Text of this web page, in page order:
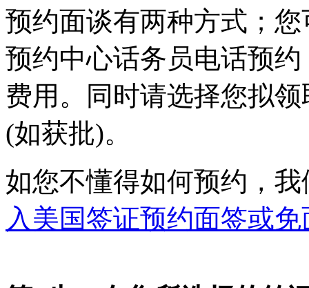
预约面谈有两种方式；
预约中心话务员电话预
费用。同时请选择您拟
(如获批)。
如您不懂得如何预约，
入美国签证预约面签或